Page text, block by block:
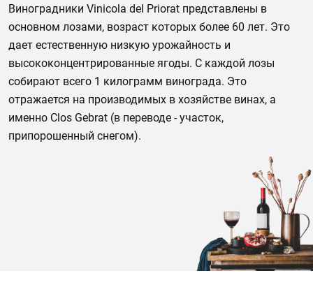
Виноградники Vinicola del Priorat представлены в
основном лозами, возраст которых более 60 лет. Это
дает естественную низкую урожайность и
высококонцентрированные ягоды. С каждой лозы
собирают всего 1 килограмм винограда. Это
отражается на производимых в хозяйстве винах, а
именно Clos Gebrat (в переводе - участок,
припорошенный снегом).